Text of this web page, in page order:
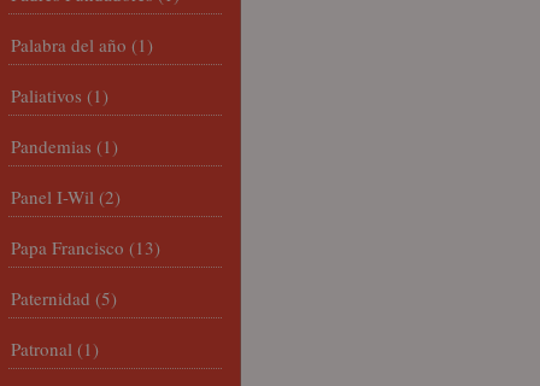
Palabra del año (1)
Paliativos (1)
Pandemias (1)
Panel I-Wil (2)
Papa Francisco (13)
Paternidad (5)
Patronal (1)